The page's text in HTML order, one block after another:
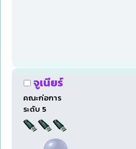
จูเนียร์
คณะก่อการ
ระดับ 5